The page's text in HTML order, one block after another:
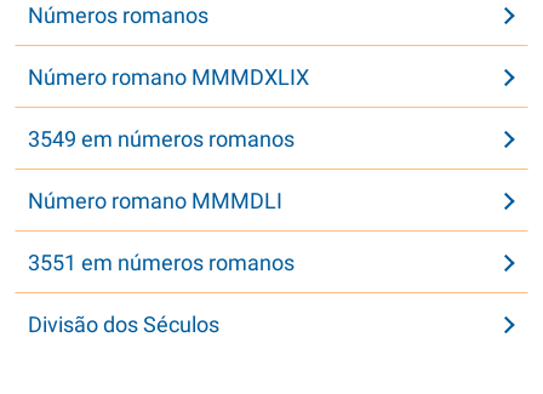
Números romanos
Número romano MMMDXLIX
3549 em números romanos
Número romano MMMDLI
3551 em números romanos
Divisão dos Séculos